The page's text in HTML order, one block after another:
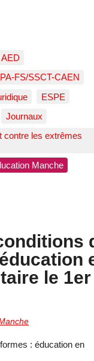
FS/SSCT-CAEN
ESPE
Journaux
contre les extrêmes
Manche
le 1er
: éducation en